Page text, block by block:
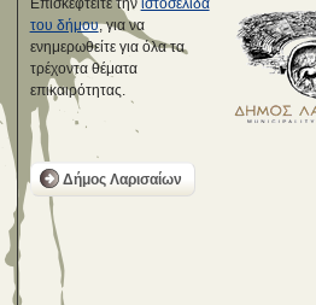
Επισκεφτείτε την ιστοσελίδα
του δήμου, για να
ενημερωθείτε για όλα τα
τρέχοντα θέματα
επικαιρότητας.
Δήμος Λαρισαίων